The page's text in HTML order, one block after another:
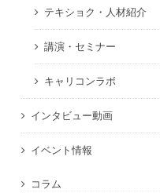
テキショク・人材紹介
講演・セミナー
キャリコンラボ
インタビュー動画
イベント情報
コラム